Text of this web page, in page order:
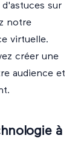
sur
notre
virtuelle.
créer une
audience et
à